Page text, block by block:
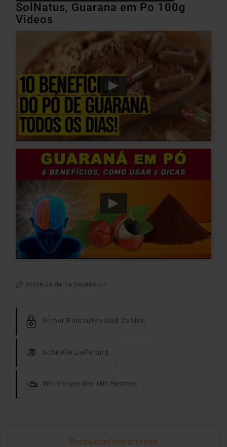
SolNatus, Guarana em Po 100g
Videos
schreibe deine Rezension
Sicher Einkaufen Und Zahlen
Schnelle Lieferung
Wir Versenden Mit Hermes
Produktinformationen